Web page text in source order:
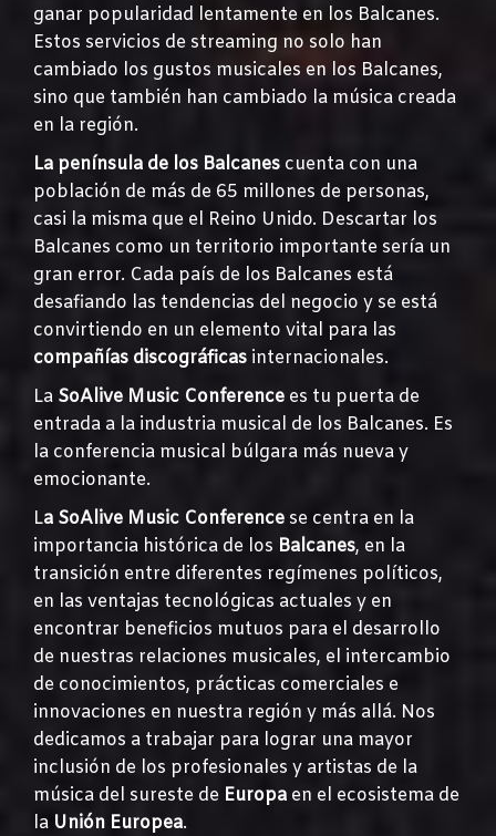
ganar popularidad lentamente en los Balcanes.
Estos servicios de streaming no solo han
cambiado los gustos musicales en los Balcanes,
sino que también han cambiado la música creada
en la región.
La península de los Balcanes cuenta con una
población de más de 65 millones de personas,
casi la misma que el Reino Unido. Descartar los
Balcanes como un territorio importante sería un
gran error. Cada país de los Balcanes está
desafiando las tendencias del negocio y se está
convirtiendo en un elemento vital para las
compañías discográficas internacionales.
La SoAlive Music Conference es tu puerta de
entrada a la industria musical de los Balcanes. Es
la conferencia musical búlgara más nueva y
emocionante.
La SoAlive Music Conference se centra en la
importancia histórica de los Balcanes, en la
transición entre diferentes regímenes políticos,
en las ventajas tecnológicas actuales y en
encontrar beneficios mutuos para el desarrollo
de nuestras relaciones musicales, el intercambio
de conocimientos, prácticas comerciales e
innovaciones en nuestra región y más allá. Nos
dedicamos a trabajar para lograr una mayor
inclusión de los profesionales y artistas de la
música del sureste de Europa en el ecosistema de
la Unión Europea.